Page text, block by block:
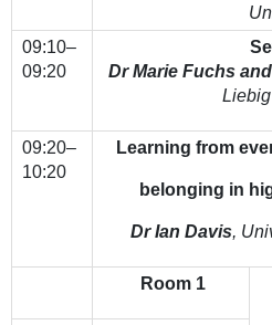
09:10–
09:20
Dr Marie Fuchs
09:20–
10:20
Learning from
belonging in
Dr Ian Davis,
Room 1